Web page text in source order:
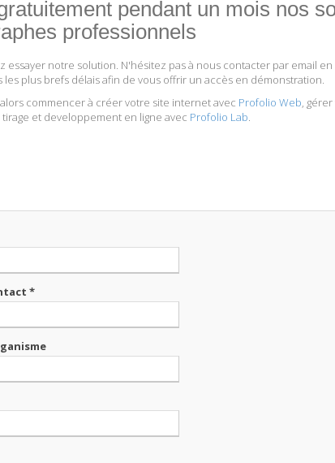
pendant un mois nos
professionnels
essayer notre solution. N'hésitez pas à nous contacter par email
les plus brefs délais afin de vous offrir un accès en démonstration.
commencer à créer votre site internet avec Profolio Web,
et developpement en ligne avec Profolio Lab.
*